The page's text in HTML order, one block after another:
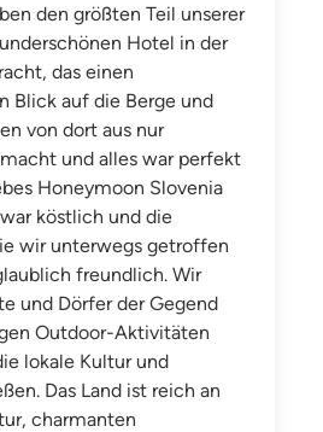
den größten Teil unserer
Hotel in der
das einen
Blick auf die Berge und
von dort aus nur
und alles war perfekt
Honeymoon Slovenia
köstlich und die
wir unterwegs getroffen
freundlich. Wir
und Dörfer der Gegend
Outdoor-Aktivitäten
lokale Kultur und
Das Land ist reich an
charmanten